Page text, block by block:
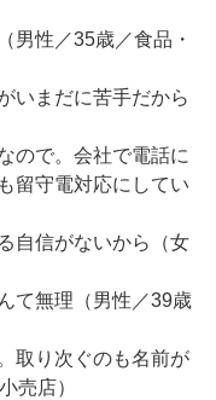
男性／35歳／食品・
いまだに苦手だから
ので。会社で電話に
留守電対応にしてい
自信がないから（女
て無理（男性／39歳
取り次ぐのも名前が
売店）